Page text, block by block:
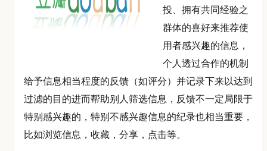
投、拥有共同经验之
群体的喜好来推荐使
用者感兴趣的信息，
个人透过合作的机制
给予信息相当程度的反馈（如评分）并记录下来以达到
过滤的目的进而帮助别人筛选信息，反馈不一定局限于
特别感兴趣的，特别不感兴趣信息的纪录也相当重要，
比如浏览信息，收藏，分享，点击等。